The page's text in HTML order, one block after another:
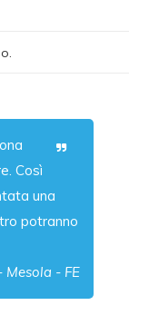
Così
una
potranno
Mesola - FE